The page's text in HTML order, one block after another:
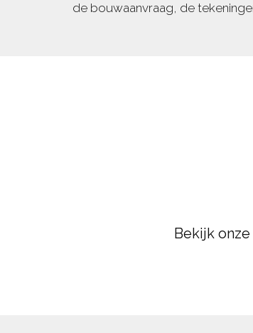
de bouwaanvraag, de
Bekijk